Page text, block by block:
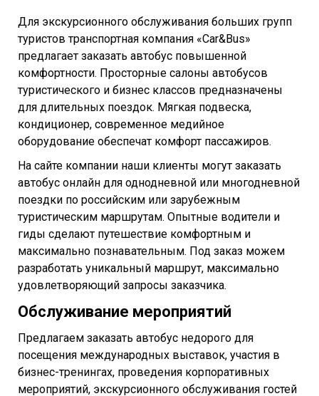
Для экскурсионного обслуживания больших групп
туристов транспортная компания «Car&Bus»
предлагает заказать автобус повышенной
комфортности. Просторные салоны автобусов
туристического и бизнес классов предназначены
для длительных поездок. Мягкая подвеска,
кондиционер, современное медийное
оборудование обеспечат комфорт пассажиров.
На сайте компании наши клиенты могут заказать
автобус онлайн для однодневной или многодневной
поездки по российским или зарубежным
туристическим маршрутам. Опытные водители и
гиды сделают путешествие комфортным и
максимально познавательным. Под заказ можем
разработать уникальный маршрут, максимально
удовлетворяющий запросы заказчика.
Обслуживание мероприятий
Предлагаем заказать автобус недорого для
посещения международных выставок, участия в
бизнес-тренингах, проведения корпоративных
мероприятий, экскурсионного обслуживания гостей